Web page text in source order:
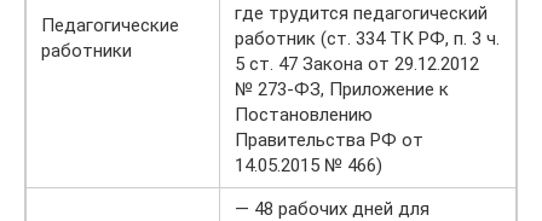
Педагогические
работники
где трудится педагогический
работник (ст. 334 ТК РФ, п. 3 ч.
5 ст. 47 Закона от 29.12.2012
№ 273-ФЗ, Приложение к
Постановлению
Правительства РФ от
14.05.2015 № 466)
— 48 рабочих дней для